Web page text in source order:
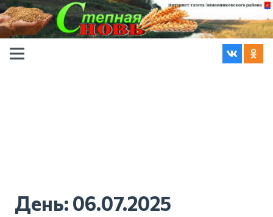
День: 06.07.2025